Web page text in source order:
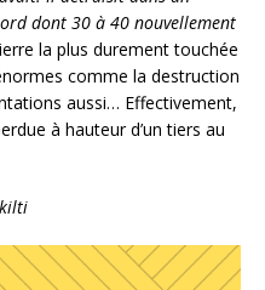
dont 30 à 40 nouvellement
la plus durement touchée
comme la destruction
aussi… Effectivement,
à hauteur d’un tiers au